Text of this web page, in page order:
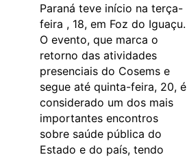
Paraná teve início na terça-
feira , 18, em Foz do Iguaçu.
O evento, que marca o
retorno das atividades
presenciais do Cosems e
segue até quinta-feira, 20, é
considerado um dos mais
importantes encontros
sobre saúde pública do
Estado e do país, tendo